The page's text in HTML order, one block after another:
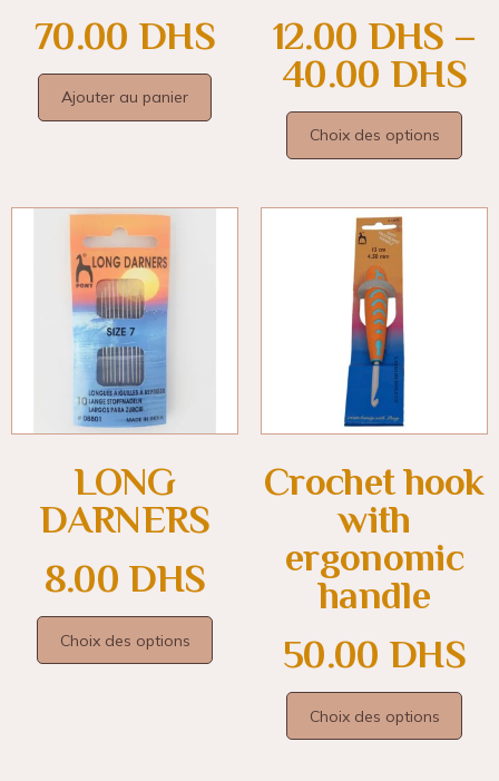
70.00 DHS
Ajouter au panier
12.00 DHS –
40.00 DHS
Choix des options
LONG
DARNERS
8.00 DHS
Choix des options
Crochet hook
with
ergonomic
handle
50.00 DHS
Choix des options